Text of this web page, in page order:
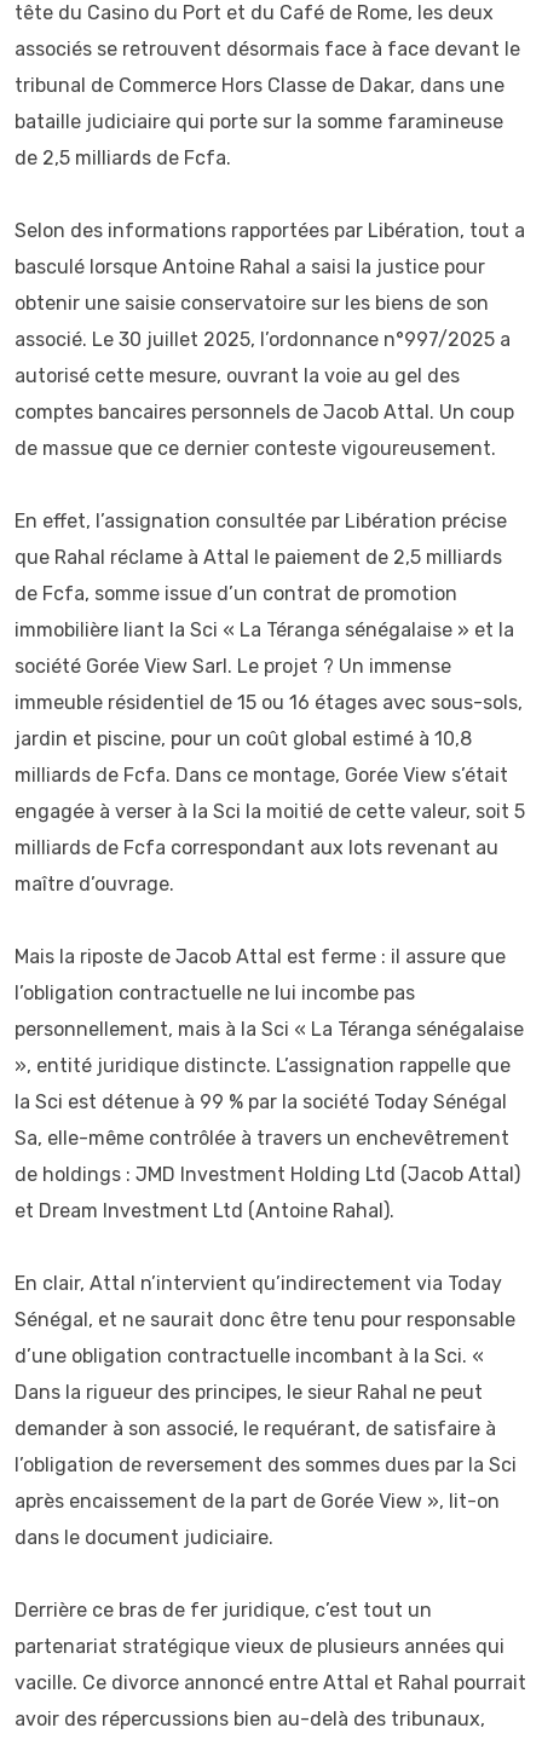
tête du Casino du Port et du Café de Rome, les deux
associés se retrouvent désormais face à face devant le
tribunal de Commerce Hors Classe de Dakar, dans une
bataille judiciaire qui porte sur la somme faramineuse
de 2,5 milliards de Fcfa.
Selon des informations rapportées par Libération, tout a
basculé lorsque Antoine Rahal a saisi la justice pour
obtenir une saisie conservatoire sur les biens de son
associé. Le 30 juillet 2025, l’ordonnance n°997/2025 a
autorisé cette mesure, ouvrant la voie au gel des
comptes bancaires personnels de Jacob Attal. Un coup
de massue que ce dernier conteste vigoureusement.
En effet, l’assignation consultée par Libération précise
que Rahal réclame à Attal le paiement de 2,5 milliards
de Fcfa, somme issue d’un contrat de promotion
immobilière liant la Sci « La Téranga sénégalaise » et la
société Gorée View Sarl. Le projet ? Un immense
immeuble résidentiel de 15 ou 16 étages avec sous-sols,
jardin et piscine, pour un coût global estimé à 10,8
milliards de Fcfa. Dans ce montage, Gorée View s’était
engagée à verser à la Sci la moitié de cette valeur, soit 5
milliards de Fcfa correspondant aux lots revenant au
maître d’ouvrage.
Mais la riposte de Jacob Attal est ferme : il assure que
l’obligation contractuelle ne lui incombe pas
personnellement, mais à la Sci « La Téranga sénégalaise
», entité juridique distincte. L’assignation rappelle que
la Sci est détenue à 99 % par la société Today Sénégal
Sa, elle-même contrôlée à travers un enchevêtrement
de holdings : JMD Investment Holding Ltd (Jacob Attal)
et Dream Investment Ltd (Antoine Rahal).
En clair, Attal n’intervient qu’indirectement via Today
Sénégal, et ne saurait donc être tenu pour responsable
d’une obligation contractuelle incombant à la Sci. «
Dans la rigueur des principes, le sieur Rahal ne peut
demander à son associé, le requérant, de satisfaire à
l’obligation de reversement des sommes dues par la Sci
après encaissement de la part de Gorée View », lit-on
dans le document judiciaire.
Derrière ce bras de fer juridique, c’est tout un
partenariat stratégique vieux de plusieurs années qui
vacille. Ce divorce annoncé entre Attal et Rahal pourrait
avoir des répercussions bien au-delà des tribunaux,